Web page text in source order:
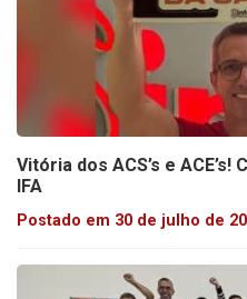
Vitória dos ACS’s e
IFA
Postado em 30 de julho de